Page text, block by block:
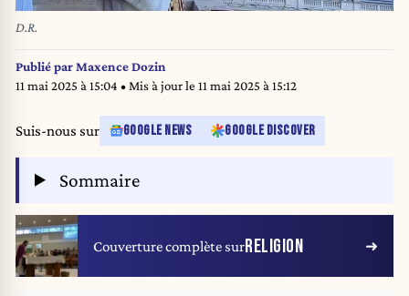
D.R.
Publié parMaxence Dozin
11 mai 2025 à 15:04 • Mis à jour le 11 mai 2025 à 15:12
Suis-nous sur GOOGLE NEWS GOOGLE DISCOVER
Sommaire
Couverture complète surRELIGION